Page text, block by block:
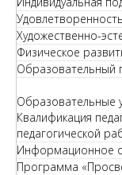
Художественно-
Физическое
Образовательный
Образовательные
Квалификация
педагогической
Информационное
Программа